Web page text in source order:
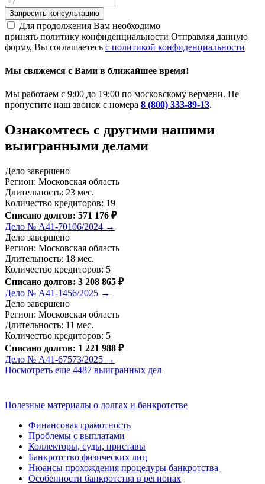
Запросить консультацию
Для продолжения Вам необходимо
принять политику конфиденциальности Отправляя данную
форму, Вы соглашаетесь с политикой конфиденциальности
Мы свяжемся с Вами в ближайшее время!
Мы работаем с 9:00 до 19:00 по московскому вермени. Не
пропустите наш звонок с номера 8 (800) 333-89-13.
Ознакомтесь c другими нашими
выигранными делами
Дело завершено
Регион: Московская область
Длительность: 23 мес.
Количество кредиторов: 19
Списано долгов: 571 176 ₽
Дело № А41-70106/2024 →
Дело завершено
Регион: Московская область
Длительность: 18 мес.
Количество кредиторов: 5
Списано долгов: 3 208 865 ₽
Дело № А41-1456/2025 →
Дело завершено
Регион: Московская область
Длительность: 11 мес.
Количество кредиторов: 5
Списано долгов: 1 221 988 ₽
Дело № А41-67573/2025 →
Посмотреть еще 4487 выигранных дел
Полезные материалы о долгах и банкротстве
Финансовая грамотность
Проблемы с выплатами
Коллекторы, суды, приставы
Банкротство физических лиц
Нюансы прохождения процедуры банкротства
Особенности банкротства в регионах